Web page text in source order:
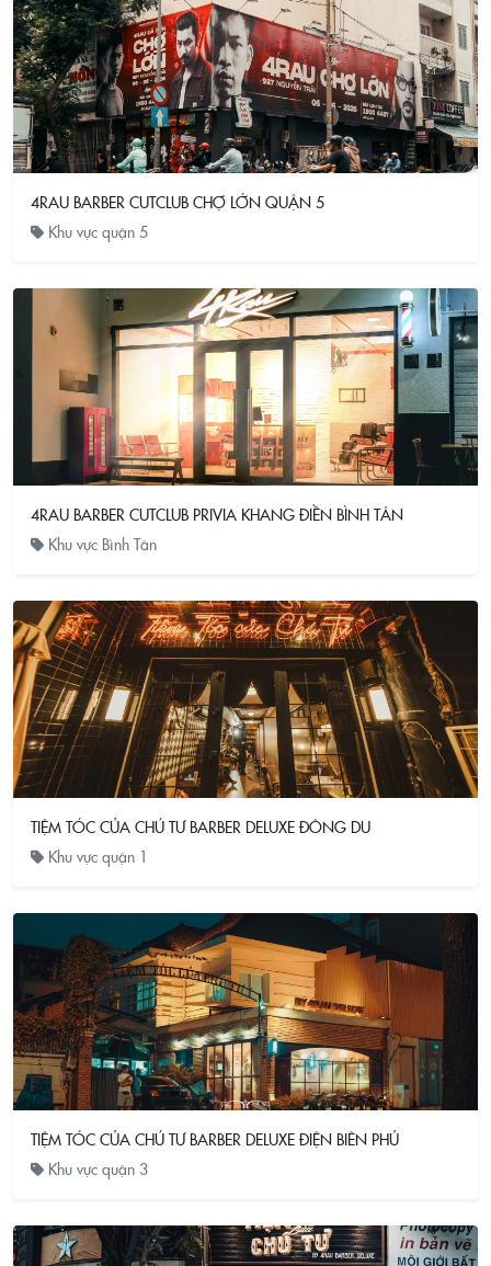
4RAU BARBER CUTCLUB CHỢ LỚN QUẬN 5
Khu vực quận 5
4RAU BARBER CUTCLUB PRIVIA KHANG ĐIỀN BÌNH TÂN
Khu vực Bình Tân
TIỆM TÓC CỦA CHÚ TƯ BARBER DELUXE ĐÔNG DU
Khu vực quận 1
TIỆM TÓC CỦA CHÚ TƯ BARBER DELUXE ĐIỆN BIÊN PHỦ
Khu vực quận 3